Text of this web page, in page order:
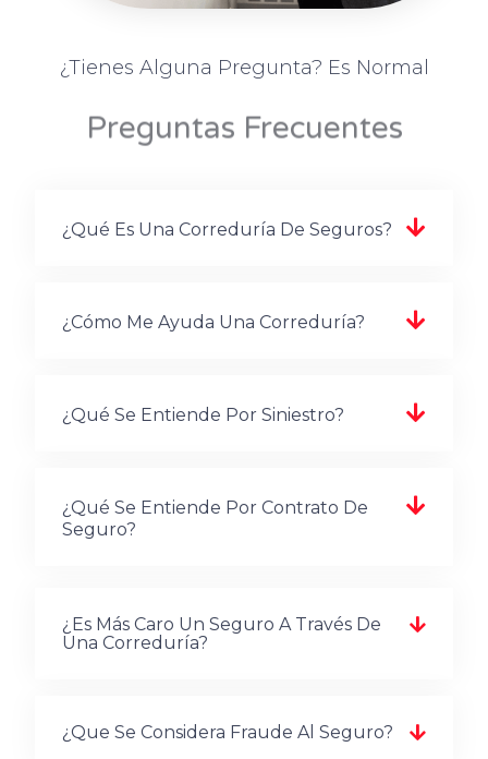
¿Tienes Alguna Pregunta? Es Normal
Preguntas Frecuentes
¿Qué Es Una Correduría De Seguros?
¿Cómo Me Ayuda Una Correduría?
¿Qué Se Entiende Por Siniestro?
¿Qué Se Entiende Por Contrato De
Seguro?
¿Es Más Caro Un Seguro A Través De
Una Correduría?
¿Que Se Considera Fraude Al Seguro?